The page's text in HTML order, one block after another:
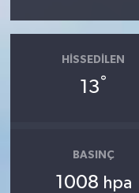
HISSEDILEN
13°
BASINÇ
1008 hpa